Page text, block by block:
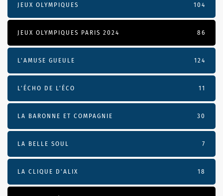
JEUX OLYMPIQUES 104
JEUX OLYMPIQUES PARIS 2024 86
L'AMUSE GUEULE 124
L’ÉCHO DE L’ÉCO 11
LA BARONNE ET COMPAGNIE 30
LA BELLE SOUL 7
LA CLIQUE D'ALIX 18